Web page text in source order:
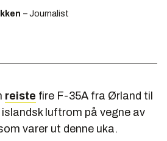
– Journalist
reiste fire F-35A fra Ørland til
luftrom på vegne av
varer ut denne uka.